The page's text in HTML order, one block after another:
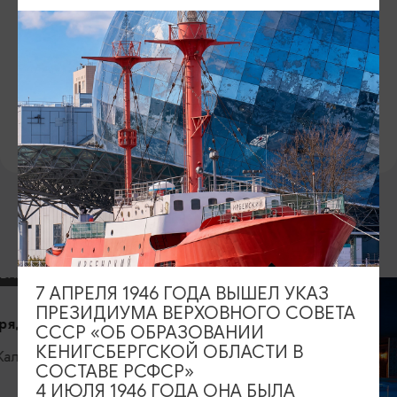
САЙТ
Официальный сайтВКонтакте
ПРЕДЛОЖИТЬ ИНФОРМАЦИЮ
ДРУГИЕ МЕСТА
7 АПРЕЛЯ 1946 ГОДА ВЫШЕЛ УКАЗ
ПРЕЗИДИУМА ВЕРХОВНОГО СОВЕТА
СССР «ОБ ОБРАЗОВАНИИ
КЕНИГСБЕРГСКОЙ ОБЛАСТИ В
СОСТАВЕ РСФСР»
4 ИЮЛЯ 1946 ГОДА ОНА БЫЛА